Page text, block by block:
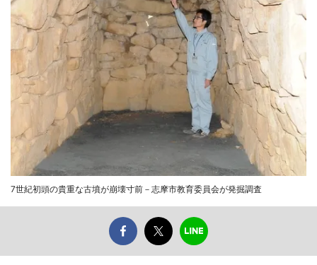
7世紀初頭の貴重な古墳が崩壊寸前－志摩市教育委員会が発掘調査